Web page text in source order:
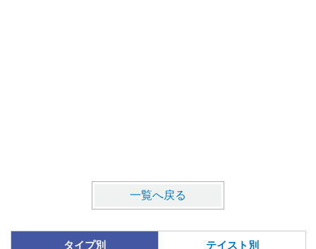
一覧へ戻る
タイプ別 テイスト別